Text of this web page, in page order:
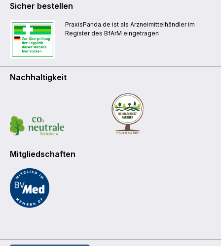
Sicher bestellen
PraxisPanda.de ist als Arzneimittelhändler im
Register des BfArM eingetragen
Nachhaltigkeit
Mitgliedschaften